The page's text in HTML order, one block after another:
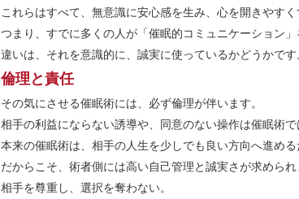
これらはすべて、無意識に安心感を生み、心を開きやすく
つまり、すでに多くの人が「催眠的コミュニケーション」
違いは、それを意識的に、誠実に使っているかどうかです
倫理と責任
その気にさせる催眠術には、必ず倫理が伴います。
相手の利益にならない誘導や、同意のない操作は催眠術で
本来の催眠術は、相手の人生を少しでも良い方向へ進める
だからこそ、術者側には高い自己管理と誠実さが求められ
相手を尊重し、選択を奪わない。